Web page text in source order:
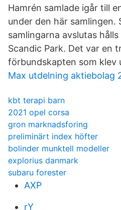
Hamrén samlade igår till
under den här samlingen.
samlingarna avslutas
Scandic Park. Det var en
förbundskapten som klev
Max utdelning aktiebolag
kbt terapi barn
2021 opel corsa
gron marknadsforing
preliminärt index höfter
bolinder munktell modeller
explorius danmark
subaru forester
AXP
rY